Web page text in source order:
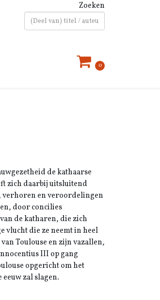
Zoeken
0
de kathaarse
zich daarbij uitsluitend
verhoren en veroordelingen
door concilies
de katharen, die zich
vlucht die ze neemt in heel
Toulouse en zijn vazallen,
III op gang
opgericht om het
zal slagen.